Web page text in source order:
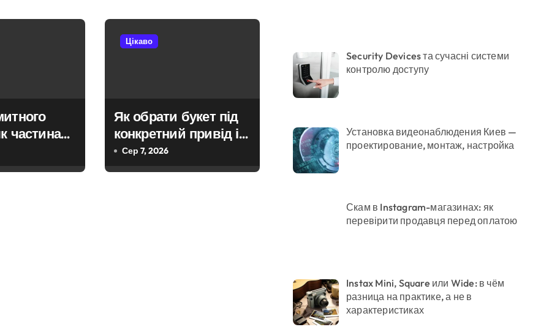
частина
Цікаво
Як обрати букет під
конкретний привід і
не помилитися з
вибором
Сер 7, 2026
Security Devices та сучасні системи
контролю доступу
Установка видеонаблюдения Киев —
проектирование, монтаж, настройка
Скам в Instagram-магазинах: як
перевірити продавця перед оплатою
Instax Mini, Square или Wide: в чём
разница на практике, а не в
характеристиках